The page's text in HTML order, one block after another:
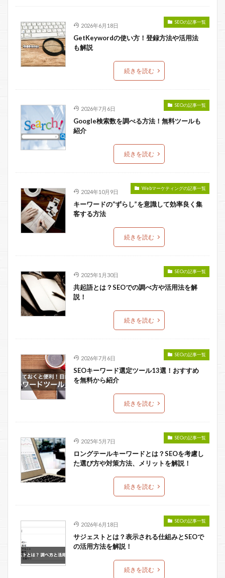
SEOの記事一覧
2026年6月18日
GetKeywordの使い方！登録方法や活用法
も解説
続きを読む
SEOの記事一覧
2026年7月6日
Google検索数を調べる方法！無料ツールも
紹介
続きを読む
Webマーケティングの記事一覧
2024年10月9日
キーワードの“ずらし”を意識して効率良く集
客する方法
続きを読む
SEOの記事一覧
2025年1月30日
共起語とは？SEOでの調べ方や活用法を解
説！
続きを読む
SEOの記事一覧
2026年7月6日
SEOキーワード選定ツール13選！おすすめ
を無料から紹介
続きを読む
SEOの記事一覧
2025年5月7日
ロングテールキーワードとは？SEOを考慮し
た選び方や対策方法、メリットを解説！
続きを読む
SEOの記事一覧
2026年6月18日
サジェストとは？表示される仕組みとSEOで
の活用方法を解説！
続きを読む